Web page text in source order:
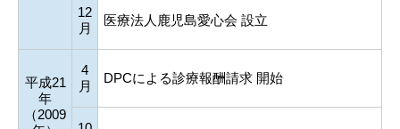
12
月
医療法人鹿児島愛心会 設立
平成21
年
（2009
4
月
DPCによる診療報酬請求 開始